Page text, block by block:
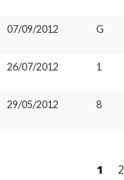
07/09/2012 G
26/07/2012 1
29/05/2012 8
1 2